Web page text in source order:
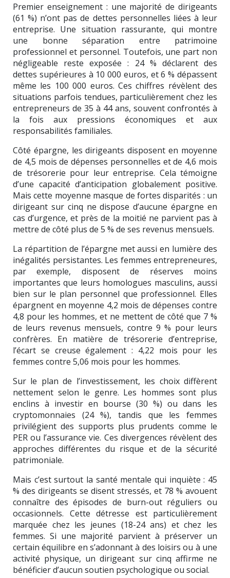
Premier enseignement : une majorité de dirigeants
(61 %) n’ont pas de dettes personnelles liées à leur
entreprise. Une situation rassurante, qui montre
une bonne séparation entre patrimoine
professionnel et personnel. Toutefois, une part non
négligeable reste exposée : 24 % déclarent des
dettes supérieures à 10 000 euros, et 6 % dépassent
même les 100 000 euros. Ces chiffres révèlent des
situations parfois tendues, particulièrement chez les
entrepreneurs de 35 à 44 ans, souvent confrontés à
la fois aux pressions économiques et aux
responsabilités familiales.
Côté épargne, les dirigeants disposent en moyenne
de 4,5 mois de dépenses personnelles et de 4,6 mois
de trésorerie pour leur entreprise. Cela témoigne
d’une capacité d’anticipation globalement positive.
Mais cette moyenne masque de fortes disparités : un
dirigeant sur cinq ne dispose d’aucune épargne en
cas d’urgence, et près de la moitié ne parvient pas à
mettre de côté plus de 5 % de ses revenus mensuels.
La répartition de l’épargne met aussi en lumière des
inégalités persistantes. Les femmes entrepreneures,
par exemple, disposent de réserves moins
importantes que leurs homologues masculins, aussi
bien sur le plan personnel que professionnel. Elles
épargnent en moyenne 4,2 mois de dépenses contre
4,8 pour les hommes, et ne mettent de côté que 7 %
de leurs revenus mensuels, contre 9 % pour leurs
confrères. En matière de trésorerie d’entreprise,
l’écart se creuse également : 4,22 mois pour les
femmes contre 5,06 mois pour les hommes.
Sur le plan de l’investissement, les choix diffèrent
nettement selon le genre. Les hommes sont plus
enclins à investir en bourse (30 %) ou dans les
cryptomonnaies (24 %), tandis que les femmes
privilégient des supports plus prudents comme le
PER ou l’assurance vie. Ces divergences révèlent des
approches différentes du risque et de la sécurité
patrimoniale.
Mais c’est surtout la santé mentale qui inquiète : 45
% des dirigeants se disent stressés, et 78 % avouent
connaître des épisodes de burn-out réguliers ou
occasionnels. Cette détresse est particulièrement
marquée chez les jeunes (18-24 ans) et chez les
femmes. Si une majorité parvient à préserver un
certain équilibre en s’adonnant à des loisirs ou à une
activité physique, un dirigeant sur cinq affirme ne
bénéficier d’aucun soutien psychologique ou social.